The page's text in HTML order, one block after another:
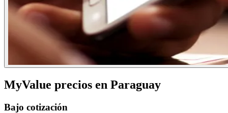
MyValue precios en Paraguay
Bajo cotización